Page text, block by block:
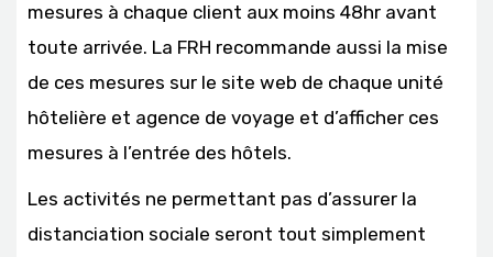
mesures à chaque client aux moins 48hr avant
toute arrivée. La FRH recommande aussi la mise
de ces mesures sur le site web de chaque unité
hôtelière et agence de voyage et d’afficher ces
mesures à l’entrée des hôtels.
Les activités ne permettant pas d’assurer la
distanciation sociale seront tout simplement